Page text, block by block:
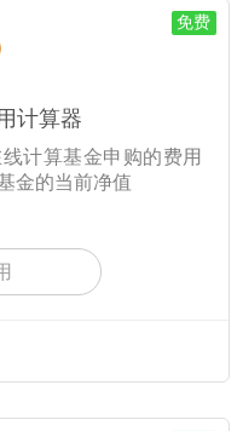
免费
计算器
计算基金申购的费用
金的当前净值